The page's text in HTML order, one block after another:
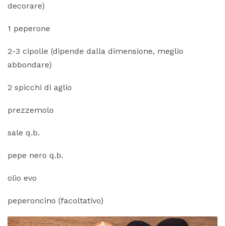
decorare)
1 peperone
2-3 cipolle (dipende dalla dimensione, meglio
abbondare)
2 spicchi di aglio
prezzemolo
sale q.b.
pepe nero q.b.
olio evo
peperoncino (facoltativo)